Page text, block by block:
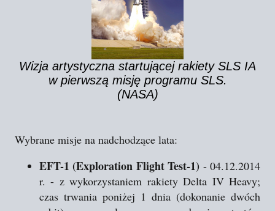
Wizja artystyczna startującej rakiety SLS IA
w pierwszą misję programu SLS.
(NASA)
Wybrane misje na nadchodzące lata:
EFT-1 (Exploration Flight Test-1) - 04.12.2014
r. - z wykorzystaniem rakiety Delta IV Heavy;
czas trwania poniżej 1 dnia (dokonanie dwóch